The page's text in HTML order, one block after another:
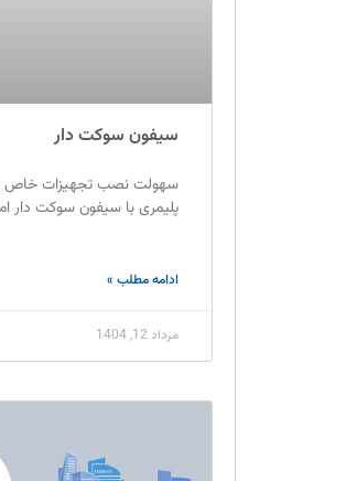
سیفون سوکت دار
سهولت نصب تجهیزات خاص
پلیمری با سیفون سوکت دار
ادامه مطلب »
مرداد 12, 1404